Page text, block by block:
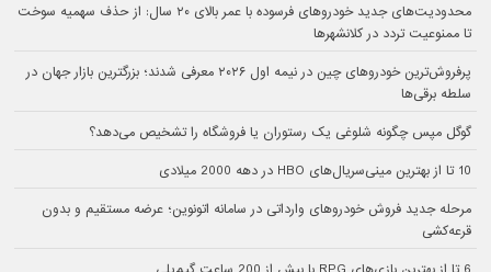
محدودیت‌های جدید خودروهای فرسوده با عمر بالای ۲۰ سال: از حذف سهمیه سوخت
تا ممنوعیت تردد در کلانشهرها
پرفروش‌ترین خودروهای چین در نیمه اول ۲۰۲۶ معرفی شدند؛ بزرگترین بازار جهان در
سلطه برقی‌ها
گوگل مپس چگونه شلوغی یک رستوران یا فروشگاه را تشخیص می‌دهد؟
10 تا از بهترین مینی‌سریال‌های HBO در دهه 2000 میلادی
مرحله جدید فروش خودروهای وارداتی در سامانه اتونوین؛ عرضه مستقیم و بدون
قرعه‌کشی